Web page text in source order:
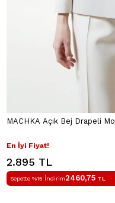
MACHKA Açık Bej Drapeli
En İyi Fiyat!
2.895 TL
Sepette %15 İndirim2460,75 TL